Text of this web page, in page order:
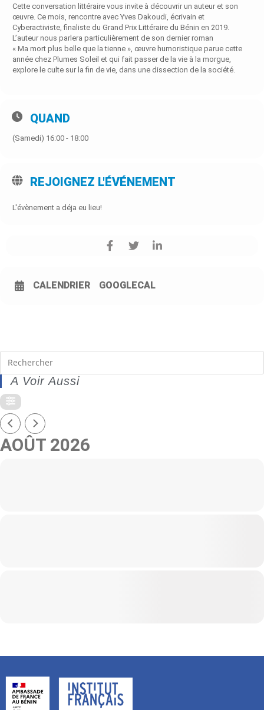
Cette conversation littéraire vous invite à découvrir un auteur et son
œuvre. Ce mois, rencontre avec Yves Dakoudi, écrivain et
Cyberactiviste, finaliste du Grand Prix Littéraire du Bénin en 2019.
L’auteur nous parlera particulièrement de son dernier roman
« Ma mort plus belle que la tienne », œuvre humoristique parue cette
année chez Plumes Soleil et qui fait passer de la vie à la morgue,
explore le culte sur la fin de vie, dans une dissection de la société.
QUAND
(Samedi) 16:00 - 18:00
REJOIGNEZ L'ÉVÉNEMENT
L'évènement a déja eu lieu!
CALENDRIER GOOGLECAL
A Voir Aussi
AOÛT 2026